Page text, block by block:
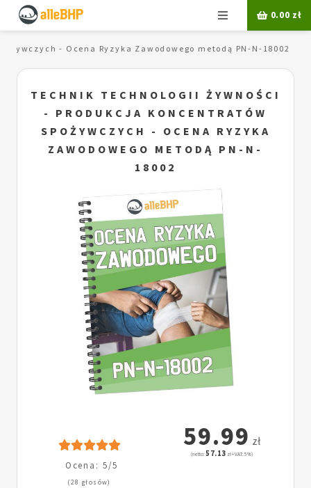
Menu 0.00 zł
- Ocena Ryzyka Zawodowego metodą PN-N-18002
TECHNIK TECHNOLOGII ŻYWNOŚCI
- PRODUKCJA KONCENTRATÓW
SPOŻYWCZYCH - OCENA RYZYKA
ZAWODOWEGO METODĄ PN-N-
18002
Ocena: 5/5
(28 głosów)
59.99 zł
(netto:57.13 zł + VAT: 5%)